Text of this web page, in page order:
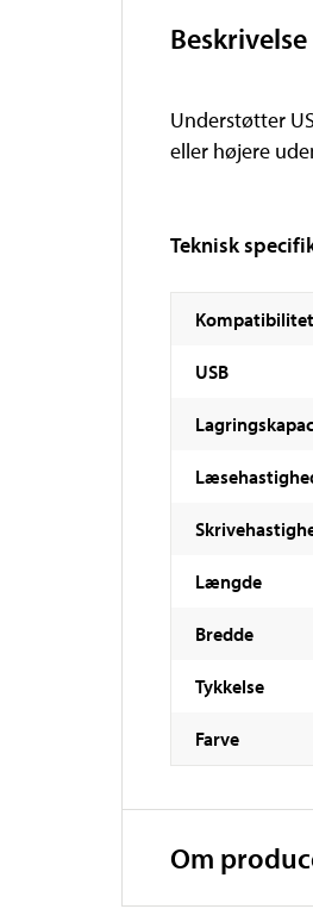
Beskrivelse
Understøtter
eller højere
Teknisk
Kompatibilitet
USB
Længde
Bredde
Tykkelse
Farve
Om